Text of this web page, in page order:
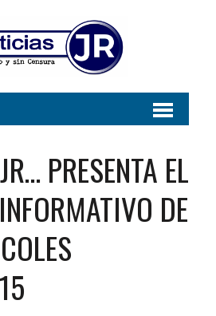
PRESENTA EL
DE